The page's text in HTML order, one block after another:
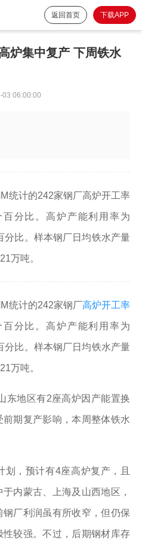
返回首页 下载APP
炉集中复产 下周铁水
03 06:00:00
统计的242家钢厂高炉开工率
百分比。高炉产能利用率为
分比。样本钢厂日均铁水产量
万吨。
统计的242家钢厂高炉开工率
百分比。高炉产能利用率为
分比。样本钢厂日均铁水产量
万吨。
东地区有2座高炉因产能置换
期复产影响，本周整体铁水
划，预计有4座高炉复产，且
内蒙古、上海及山西地区，
厂利润虽有所收窄，但仍保
较强。不过，后期钢材库存